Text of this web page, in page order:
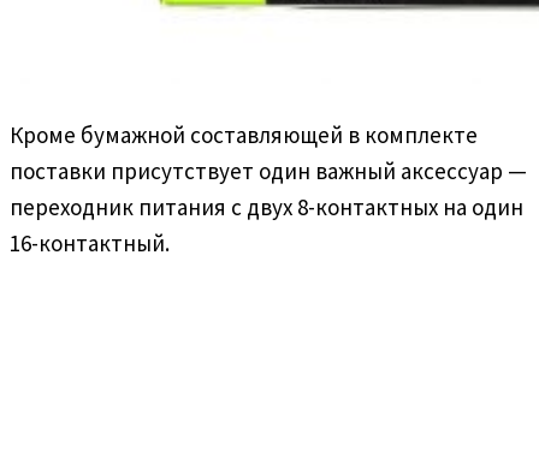
Кроме бумажной составляющей в комплекте
поставки присутствует один важный аксессуар —
переходник питания с двух 8-контактных на один
16-контактный.